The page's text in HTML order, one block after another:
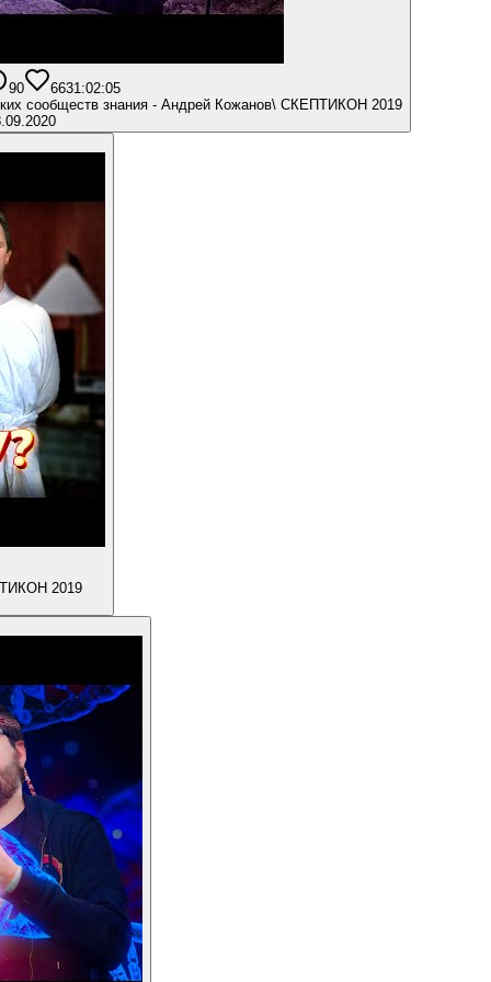
90 6631:02:05
сообществ знания - Андрей Кожанов\ СКЕПТИКОН 2019
2019